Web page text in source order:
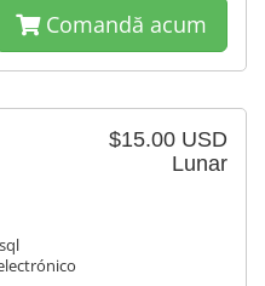
Comandă acum
$15.00 USD
Lunar